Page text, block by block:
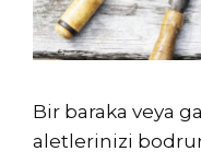
Bir baraka veya
aletlerinizi